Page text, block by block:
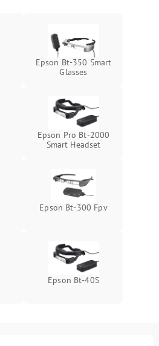
Подробнее →
Подробнее →
Epson Bt-350 Smart
Glasses
Epson Pro Bt-2000
Smart Headset
Epson Bt-300 Fpv
Epson Bt-40S